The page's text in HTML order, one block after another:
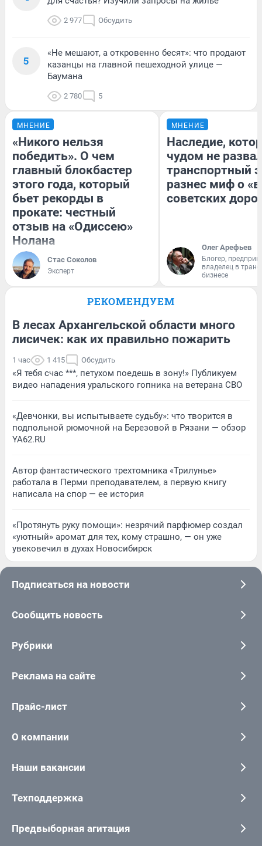
2 977 Обсудить
5
«Не мешают, а откровенно бесят»: что продают
казанцы на главной пешеходной улице —
Баумана
2 780 5
МНЕНИЕ
«Никого нельзя
победить». О чем
главный блокбастер
этого года, который
бьет рекорды в
прокате: честный
отзыв на «Одиссею»
Нолана
Стас Соколов
Эксперт
МНЕНИЕ
Наследие,
чудом не
транспортный
разнес миф о
советских
Олег Арефьев
Блогер,
владелец в
бизнесе
РЕКОМЕНДУЕМ
В лесах Архангельской области много
лисичек: как их правильно пожарить
1 час 1 415 Обсудить
«Я тебя счас ***, петухом поедешь в зону!» Публикуем
видео нападения уральского гопника на ветерана СВО
«Девчонки, вы испытываете судьбу»: что творится в
подпольной рюмочной на Березовой в Рязани — обзор
YA62.RU
Автор фантастического трехтомника «Трилунье»
работала в Перми преподавателем, а первую книгу
написала на спор — ее история
«Протянуть руку помощи»: незрячий парфюмер создал
«уютный» аромат для тех, кому страшно, — он уже
увековечил в духах Новосибирск
Подписаться на новости
Сообщить новость
Рубрики
Реклама на сайте
Прайс-лист
О компании
Наши вакансии
Техподдержка
Предвыборная агитация